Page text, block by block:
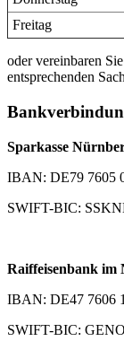
Freitag
oder vereinbaren
entsprechenden
Sparkasse
IBAN: DE79 7605
SWIFT-BIC:
Raiffeisenbank im
IBAN: DE47 7606
SWIFT-BIC: